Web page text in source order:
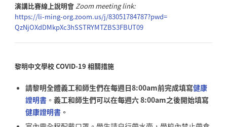
演講比賽線上說明會 Zoom meeting link:
https://li-ming-org.zoom.us/j/83051784787?pwd=
QzNjOXdDMkpXc3hSSTRYMTZBS3FBUT09
黎明中文學校COVID-19 相關措施
請黎明全體義工和師生們在每週日8:00am前完成填寫健康
證明書。 義工和師生們可以在每週六 8:00am之後開始填寫
健康證明書。